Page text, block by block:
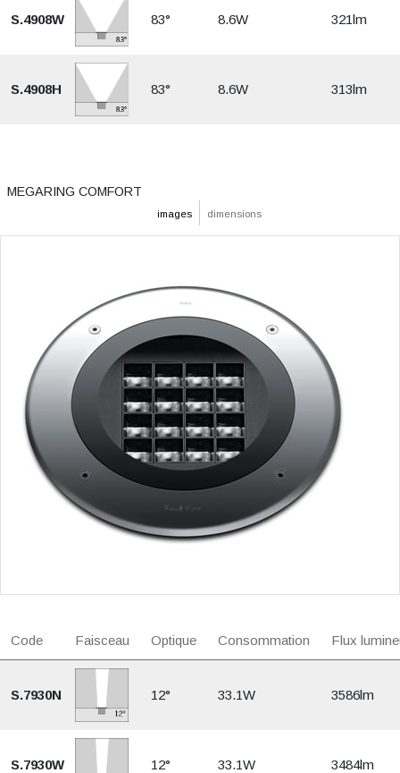
S.4908W 83° 8.6W 321lm
S.4908H 83° 8.6W 313lm
images dimensions
MEGARING COMFORT
Code Faisceau Optique Consommation Flux
S.7930N 12° 33.1W 3586lm
S.7930W 12° 33.1W 3484lm